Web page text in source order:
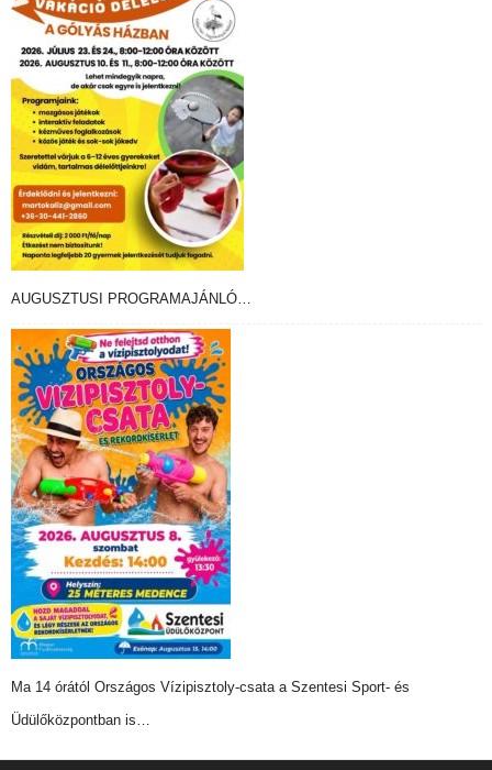
AUGUSZTUSI PROGRAMAJÁNLÓ…
Ma 14 órától Országos Vízipisztoly-csata a Szentesi Sport- és
Üdülőközpontban is…